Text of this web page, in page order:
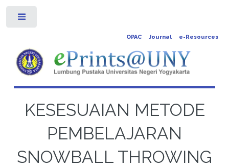
OPAC Journal e-Resources
KESESUAIAN METODE
PEMBELAJARAN
SNOWBALL THROWING